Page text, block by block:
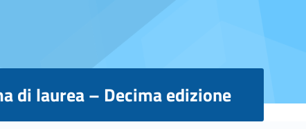
di laurea – Decima edizione